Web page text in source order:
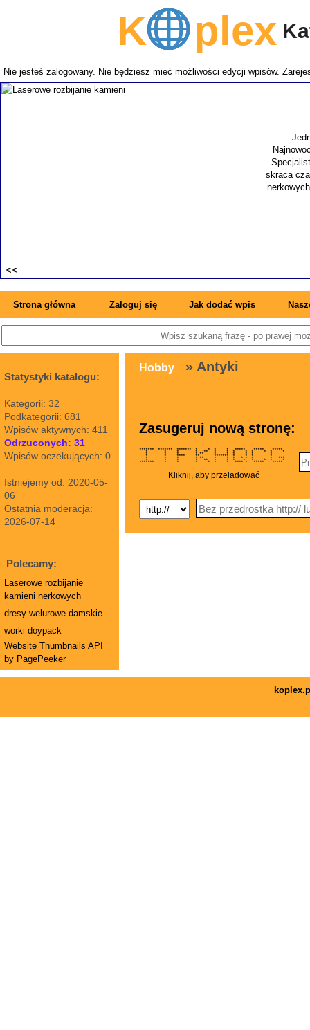
Kplex
Nie jesteś zalogowany. Nie będziesz mieć możliwości edycji wpisów.
skraca
Strona główna Zaloguj się Jak dodać wpis
Statystyki katalogu:
Kategorii: 32
Podkategorii: 681
Wpisów aktywnych: 411
Odrzuconych: 31
Wpisów oczekujących: 0
Istniejemy od: 2020-05-
06
Ostatnia moderacja:
2026-07-14
Polecamy:
Laserowe rozbijanie
kamieni nerkowych
dresy welurowe damskie
worki doypack
Website Thumbnails API
by PagePeeker
Hobby » Antyki
Zasugeruj nową stronę:
******* ******* ******* * * * * ***** ***** *****
* * * * ** * * * * * * * *
* * * * ** * * * * * *
* * **** ** ******* * * * *
* * * * ** * * * * * * * ***
* * * * ** * * * * * * * *
******* * * * * * * **** * ***** *****
Kliknij, aby przeładować